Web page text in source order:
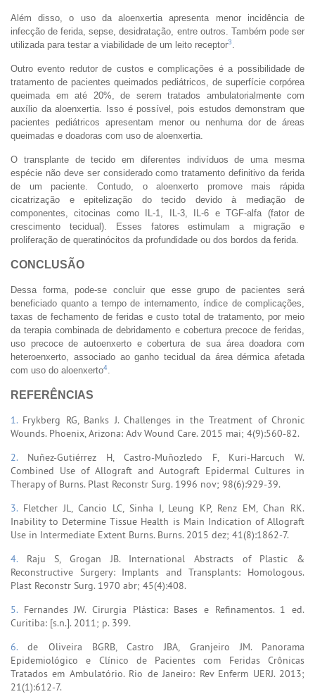
Além disso, o uso da aloenxertia apresenta menor incidência de
infecção de ferida, sepse, desidratação, entre outros. Também pode ser
utilizada para testar a viabilidade de um leito receptor3
Outro evento redutor de custos e complicações é a possibilidade de
tratamento de pacientes queimados pediátricos, de superfície corpórea
queimada em até 20%, de serem tratados ambulatorialmente com
auxílio da aloenxertia. Isso é possível, pois estudos demonstram que
pacientes pediátricos apresentam menor ou nenhuma dor de áreas
queimadas e doadoras com uso de aloenxertia.
O transplante de tecido em diferentes indivíduos de uma mesma
espécie não deve ser considerado como tratamento definitivo da ferida
de um paciente. Contudo, o aloenxerto promove mais rápida
cicatrização e epitelização do tecido devido à mediação de
componentes, citocinas como IL-1, IL-3, IL-6 e TGF-alfa (fator de
crescimento tecidual). Esses fatores estimulam a migração e
proliferação de queratinócitos da profundidade ou dos bordos da ferida.
CONCLUSÃO
Dessa forma, pode-se concluir que esse grupo de pacientes será
beneficiado quanto a tempo de internamento, índice de complicações,
taxas de fechamento de feridas e custo total de tratamento, por meio
da terapia combinada de debridamento e cobertura precoce de feridas,
uso precoce de autoenxerto e cobertura de sua área doadora com
heteroenxerto, associado ao ganho tecidual da área dérmica afetada
com uso do aloenxerto4
REFERÊNCIAS
1. Frykberg RG, Banks J. Challenges in the Treatment of Chronic
Wounds. Phoenix, Arizona: Adv Wound Care. 2015 mai; 4(9):560-82.
2. Nuñez-Gutiérrez H, Castro-Muñozledo F, Kuri-Harcuch W.
Combined Use of Allograft and Autograft Epidermal Cultures in
Therapy of Burns. Plast Reconstr Surg. 1996 nov; 98(6):929-39.
3. Fletcher JL, Cancio LC, Sinha I, Leung KP, Renz EM, Chan RK.
Inability to Determine Tissue Health is Main Indication of Allograft
Use in Intermediate Extent Burns. Burns. 2015 dez; 41(8):1862-7.
4. Raju S, Grogan JB. International Abstracts of Plastic &
Reconstructive Surgery: Implants and Transplants: Homologous.
Plast Reconstr Surg. 1970 abr; 45(4):408.
5. Fernandes JW. Cirurgia Plástica: Bases e Refinamentos. 1 ed.
Curitiba: [s.n.]. 2011; p. 399.
6.de Oliveira BGRB, Castro JBA, Granjeiro JM. Panorama
Epidemiológico e Clínico de Pacientes com Feridas Crônicas
Tratados em Ambulatório. Rio de Janeiro: Rev Enferm UERJ. 2013;
21(1):612-7.